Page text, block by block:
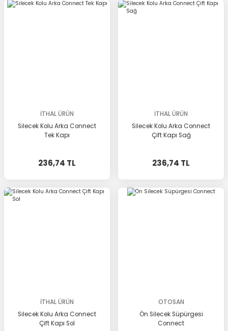
İTHAL ÜRÜN
Silecek Kolu Arka Connect
Tek Kapı
236,74 TL
İTHAL ÜRÜN
Silecek Kolu Arka Connect
Çift Kapı Sağ
236,74 TL
İTHAL ÜRÜN
Silecek Kolu Arka Connect
Çift Kapı Sol
OTOSAN
Ön Silecek Süpürgesi
Connect